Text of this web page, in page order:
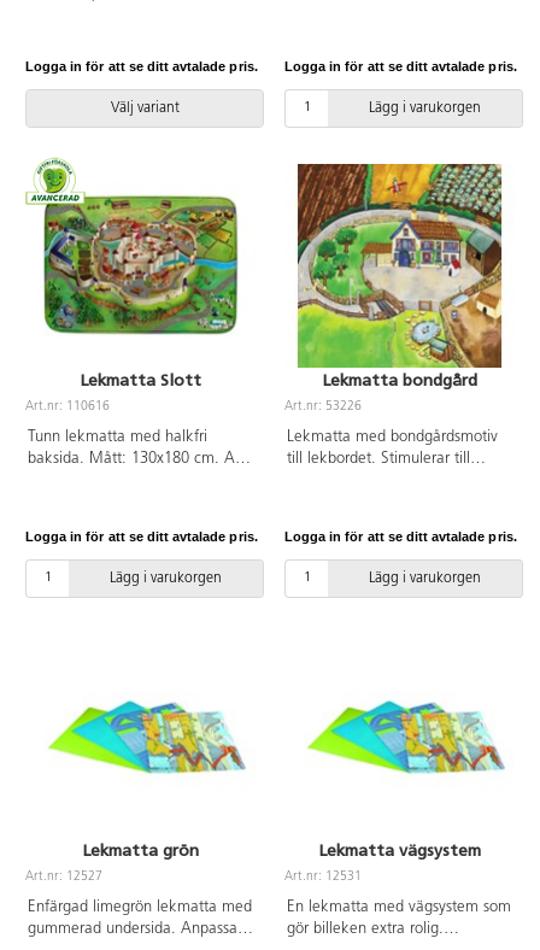
olika aktiviteter. Avtorkningsbar
Mått: 200x150x25 cm.
Svanenmärkt, licensnummer
köpes på separat artikelnummer
35571.
Logga in för att se ditt avtalade pris.
Välj variant
kreativa leken är i full gång.
Perfekt kompletteringsmatta att
variera lekbordet med. Lekbordet
avtorkningsbar PVC, utan
förbjudna ftalater. Från 10
månader.
Logga in för att se ditt avtalade pris.
Lägg i varukorgen
Lekmatta Slott
Art.nr: 110616
Tunn lekmatta med halkfri
baksida. Mått: 130x180 cm. Av
Logga in för att se ditt avtalade pris.
Lägg i varukorgen
Lekmatta bondgård
Art.nr: 53226
Lekmatta med bondgårdsmotiv
till lekbordet. Stimulerar till
avtorkningsbar PVC, utan
förbjudna ftalater. Från 3 år.
Logga in för att se ditt avtalade pris.
Lägg i varukorgen
Lekmatta grön
Art.nr: 12527
Enfärgad limegrön lekmatta med
gummerad undersida. Anpassad
Lekmatta vägsystem
Art.nr: 12531
En lekmatta med vägsystem som
gör billeken extra rolig.